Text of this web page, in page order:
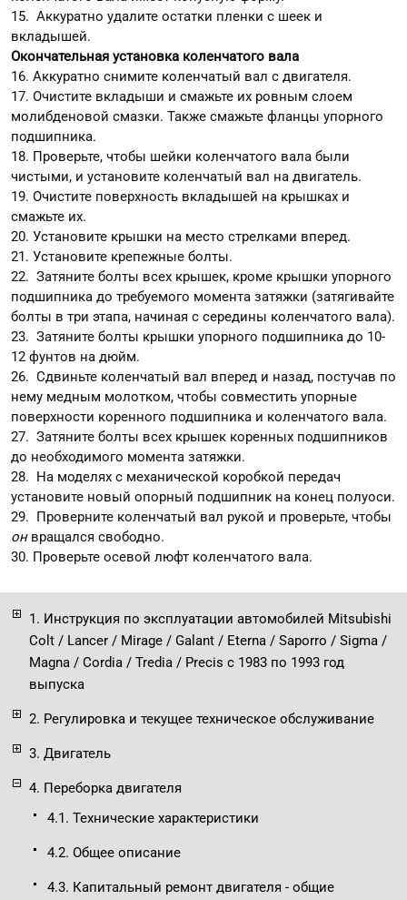
1. Инструкция по эксплуатации автомобилей Mitsubishi
Colt / Lancer / Mirage / Galant / Eterna / Saporro / Sigma /
Magna / Cordia / Tredia / Precis с 1983 по 1993 год
выпуска
2. Регулировка и текущее техническое обслуживание
3. Двигатель
4. Переборка двигателя
4.1. Технические характеристики
4.2. Общее описание
4.3. Капитальный ремонт двигателя - общие
15. Аккуратно удалите остатки пленки с шеек и
вкладышей.
Окончательная установка коленчатого вала
16. Аккуратно снимите коленчатый вал с двигателя.
17. Очистите вкладыши и смажьте их ровным слоем
молибденовой смазки. Также смажьте фланцы упорного
подшипника.
18. Проверьте, чтобы шейки коленчатого вала были
чистыми, и установите коленчатый вал на двигатель.
19. Очистите поверхность вкладышей на крышках и
смажьте их.
20. Установите крышки на место стрелками вперед.
21. Установите крепежные болты.
22. Затяните болты всех крышек, кроме крышки упорного
подшипника до требуемого момента затяжки (затягивайте
болты в три этапа, начиная с середины коленчатого вала).
23. Затяните болты крышки упорного подшипника до 10-
12 фунтов на дюйм.
26. Сдвиньте коленчатый вал вперед и назад, постучав по
нему медным молотком, чтобы совместить упорные
поверхности коренного подшипника и коленчатого вала.
27. Затяните болты всех крышек коренных подшипников
до необходимого момента затяжки.
28. На моделях с механической коробкой передач
установите новый опорный подшипник на конец полуоси.
29. Проверните коленчатый вал рукой и проверьте, чтобы
он вращался свободно.
30. Проверьте осевой люфт коленчатого вала.